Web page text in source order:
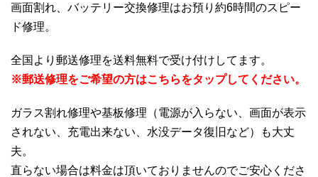
画面割れ、バッテリー交換修理はお預り約6時間のスピー
ド修理。
全国より郵送修理を送料無料で受け付けしてます。
※郵送修理をご希望の方はこちらをタップしてください。
ガラス割れ修理や基板修理（電源が入らない、画面が表示
されない、充電出来ない、水没データ復旧など）も大丈
夫。
直らない場合は料金は頂いておりませんのでご安心くださ